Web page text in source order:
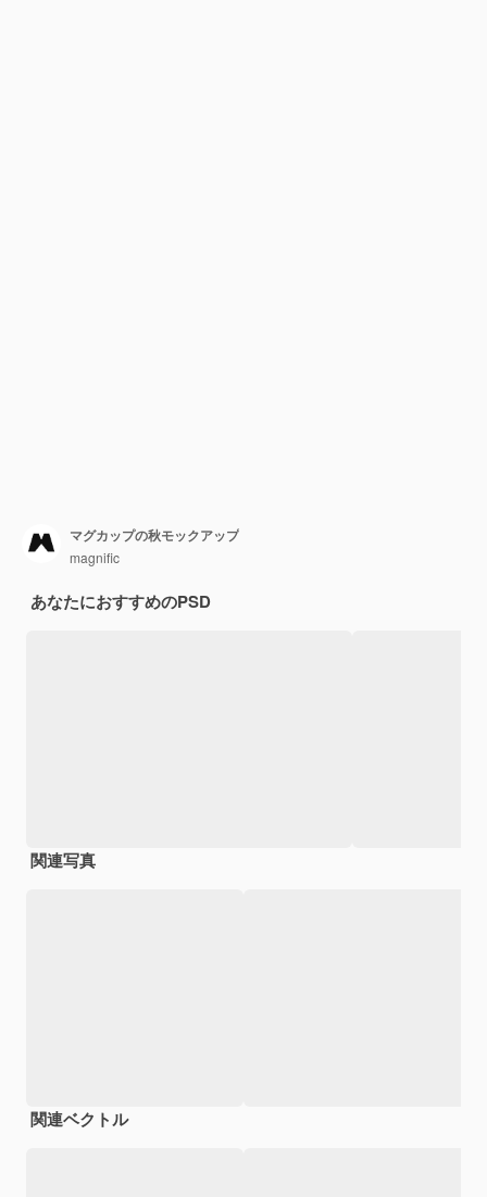
マグカップの秋モックアップ
magnific
あなたにおすすめのPSD
関連写真
関連ベクトル